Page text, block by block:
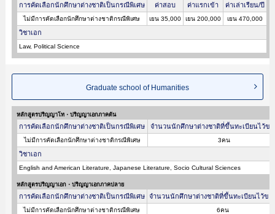
การคัดเลือกนักศึกษาต่างชาติเป็นกรณีพิเศษ ค่าสอบ ค่าแรกเข้า ค่าเล่าเรียน/ปี
ไม่มีการคัดเลือกนักศึกษาต่างชาติกรณีพิเศษ เยน 35,000 เยน 200,000 เยน 470,000
วิชาเอก
Law, Political Science
Graduate school of Humanities
หลักสูตรปริญญาโท・ปริญญาเอกภาคต้น
การคัดเลือกนักศึกษาต่างชาติเป็นกรณีพิเศษ จำนวนนักศึกษาต่างชาติที่ขึ้นทะเบียนไว้ขอ
ไม่มีการคัดเลือกนักศึกษาต่างชาติกรณีพิเศษ 3คน
วิชาเอก
English and American Literature, Japanese Literature, Socio Cultural Sciences
หลักสูตรปริญญาเอก・ปริญญาเอกภาคปลาย
การคัดเลือกนักศึกษาต่างชาติเป็นกรณีพิเศษ จำนวนนักศึกษาต่างชาติที่ขึ้นทะเบียนไว้ขอ
ไม่มีการคัดเลือกนักศึกษาต่างชาติกรณีพิเศษ 6คน